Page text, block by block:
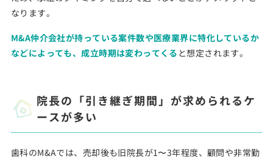
なります。
M&A仲介会社が持っている案件数や医療業界に特化しているか
などによっても、成立時期は変わってくる と想定されます。
院長の「引き継ぎ期間」が求められるケ
ースが多い
歯科のM&Aでは、売却後も旧院長が1〜3年程度、顧問や非常勤